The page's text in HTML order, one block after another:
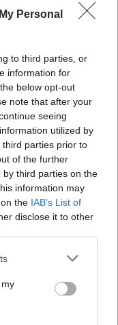
Personal
to third parties, or
information for
below opt-out
note that after your
seeing
utilized by
parties prior to
of the further
third parties on the
information may
the IAB’s List of
disclose it to other
για τα παιδιά
χαρούμενου
μελλοντικά
ενίσχυση των